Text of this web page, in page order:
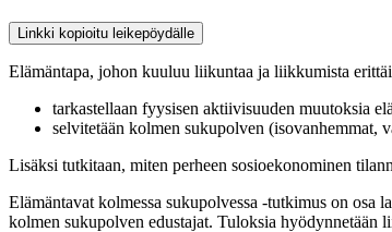
Linkki kopioitu leikepöydälle
Elämäntapa, johon kuuluu liikuntaa ja liikkumista
tarkastellaan fyysisen aktiivisuuden muutoksia
selvitetään kolmen sukupolven (isovanhemmat,
Lisäksi tutkitaan, miten perheen sosioekonominen
Elämäntavat kolmessa sukupolvessa -tutkimus on osa
kolmen sukupolven edustajat. Tuloksia hyödynnetään